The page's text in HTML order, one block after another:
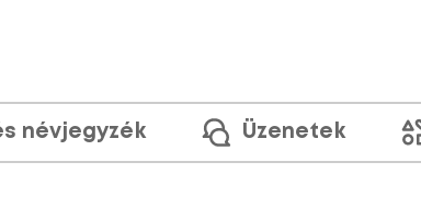
névjegyzék Üzenetek